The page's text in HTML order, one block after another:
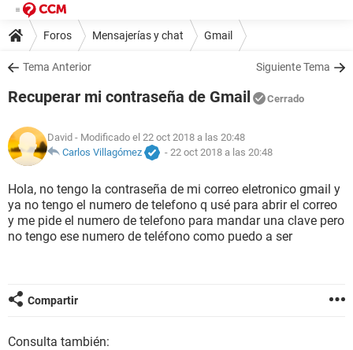
Foros Mensajerías y chat Gmail
Tema Anterior Siguiente Tema
Recuperar mi contraseña de Gmail Cerrado
David - Modificado el 22 oct 2018 a las 20:48
Carlos Villagómez
- 22 oct 2018 a las 20:48
Hola, no tengo la contraseña de mi correo eletronico gmail y
ya no tengo el numero de telefono q usé para abrir el correo
y me pide el numero de telefono para mandar una clave pero
no tengo ese numero de teléfono como puedo a ser
Compartir
Consulta también: